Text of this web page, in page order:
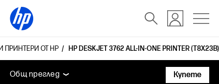
ПРИНТЕРИ ОТ HP HP DESKJET 3762 ALL-IN-ONE PRINTER (T8X23B)
Общ преглед Функции
Технически
Общ преглед
Купете